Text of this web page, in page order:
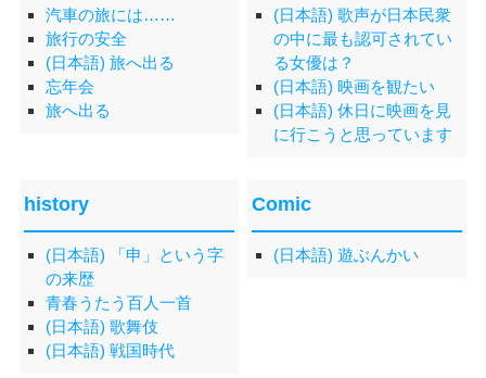
汽車の旅には……
旅行の安全
(日本語) 旅へ出る
忘年会
旅へ出る
(日本語) 歌声が日本民衆
の中に最も認可されてい
る女優は？
(日本語) 映画を観たい
(日本語) 休日に映画を見
に行こうと思っています
history
(日本語) 「申」という字
の来歴
青春うたう百人一首
(日本語) 歌舞伎
(日本語) 戦国時代
Comic
(日本語) 遊ぶんかい